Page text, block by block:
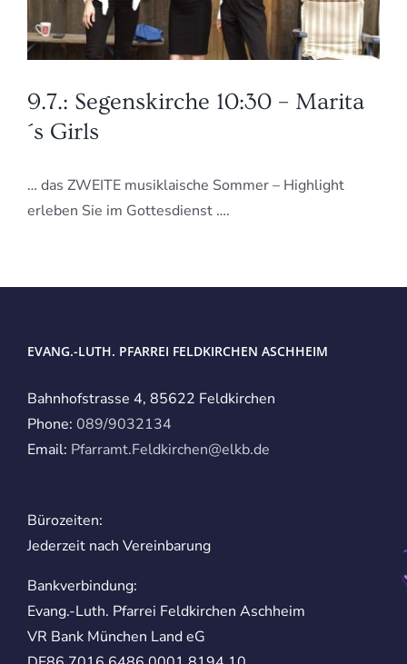
9.7.: Segenskirche 10:30 – Marita
´s Girls
… das ZWEITE musiklaische Sommer – Highlight
erleben Sie im Gottesdienst ….
EVANG.-LUTH. PFARREI FELDKIRCHEN ASCHHEIM
Bahnhofstrasse 4, 85622 Feldkirchen
Phone: 089/9032134
Email: Pfarramt.Feldkirchen@elkb.de
Bürozeiten:
Jederzeit nach Vereinbarung
Bankverbindung:
Evang.-Luth. Pfarrei Feldkirchen Aschheim
VR Bank München Land eG